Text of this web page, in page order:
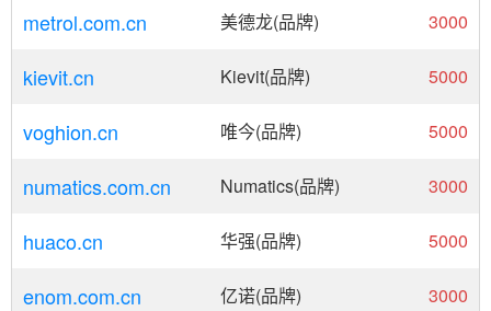
metrol.com.cn 美德龙(品牌) 3000
kievit.cn Kievit(品牌) 5000
voghion.cn 唯今(品牌) 5000
numatics.com.cn Numatics(品牌) 3000
huaco.cn 华强(品牌) 5000
enom.com.cn 亿诺(品牌) 3000